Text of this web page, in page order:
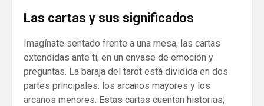
Las cartas y sus significados
Imagínate sentado frente a una mesa, las cartas
extendidas ante ti, en un envase de emoción y
preguntas. La baraja del tarot está dividida en dos
partes principales: los arcanos mayores y los
arcanos menores. Estas cartas cuentan historias;